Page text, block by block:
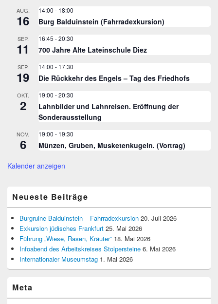
AUG.
16
14:00 - 18:00
Burg Balduinstein (Fahrradexkursion)
SEP.
11
16:45 -20:30
700 Jahre Alte Lateinschule Diez
SEP.
19
14:00 - 17:30
Die Rückkehr des Engels – Tag des Friedhofs
OKT.
2
19:00 -20:30
Lahnbilder und Lahnreisen. Eröffnung der
Sonderausstellung
NOV.
6
19:00 - 19:30
Münzen, Gruben, Musketenkugeln. (Vortrag)
Kalender anzeigen
Neueste Beiträge
Burgruine Balduinstein – Fahrradexkursion 20. Juli 2026
Exkursion jüdisches Frankfurt 25. Mai 2026
Führung „Wiese, Rasen, Kräuter“ 18. Mai 2026
Infoabend des Arbeitskreises Stolpersteine 6. Mai 2026
Internationaler Museumstag 1. Mai 2026
Meta